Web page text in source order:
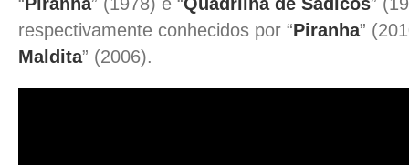
respectivamente conhecidos por “Piranha”
Maldita” (2006).